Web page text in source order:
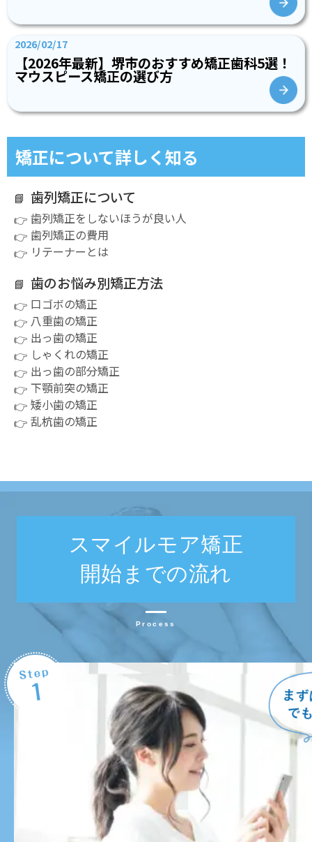
2026/02/17
【2026年最新】堺市のおすすめ矯正歯科5選！
マウスピース矯正の選び方
矯正について詳しく知る
歯列矯正について
歯列矯正をしないほうが良い人
歯列矯正の費用
リテーナーとは
歯のお悩み別矯正方法
口ゴボの矯正
八重歯の矯正
出っ歯の矯正
しゃくれの矯正
出っ歯の部分矯正
下顎前突の矯正
矮小歯の矯正
乱杭歯の矯正
スマイルモア矯正
開始までの流れ
Process